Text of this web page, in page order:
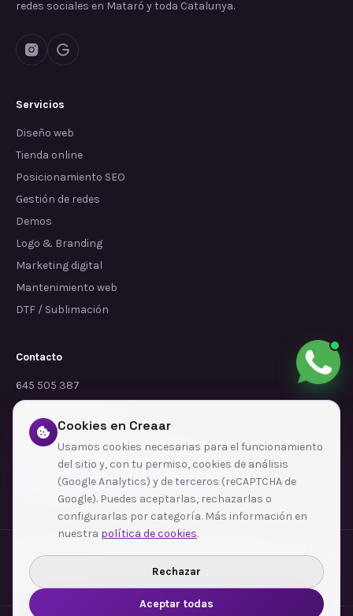
redes sociales en Mataró y toda Catalunya.
Servicios
Diseño web
Tienda online
Posicionamiento SEO
Gestión de redes
Demos
Logo & Branding
Marketing digital
Mantenimiento web
DTF / Sublimación
Contacto
645 505 387
info@dependalium.com
Mataró (Barcelona)
Déjanos tu reseña en Google
Zonas de cobertura·Barcelona·L'Hospitalet de Llobregat·Terrassa·Badalona
Sabadell
Santa Coloma de Gramenet
Ver todas las zonas →
Cookies en Creaar
Usamos cookies necesarias para el funcionamiento
del sitio y, con tu permiso, cookies de análisis
(Google Analytics) y de terceros (reCAPTCHA de
Google). Puedes aceptarlas, rechazarlas o
configurarlas por categoría. Más información en
nuestra política de cookies.
Rechazar
Aceptar todas